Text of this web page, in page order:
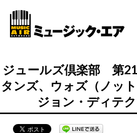
ジュールズ倶楽部 第
タンズ、ウォズ（ノッ
ジョン・ディテ